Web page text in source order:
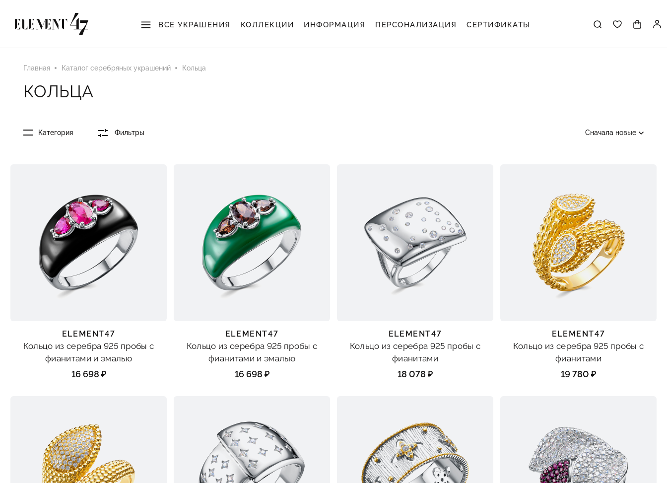
ВСЕ УКРАШЕНИЯ КОЛЛЕКЦИИ ИНФОРМАЦИЯ ПЕРСОНАЛИЗАЦИЯ СЕРТИФИКАТЫ
Главная Каталог серебряных украшений Кольца
КОЛЬЦА
Категория Фильтры Сначала новые
ELEMENT47
Кольцо из серебра 925 пробы с
фианитами и эмалью
16 698 ₽
ELEMENT47
Кольцо из серебра 925 пробы с
фианитами и эмалью
16 698 ₽
ELEMENT47
Кольцо из серебра 925 пробы с
фианитами
18 078 ₽
ELEMENT47
Кольцо из серебра 925 пробы с
фианитами
19 780 ₽